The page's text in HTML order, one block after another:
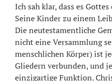
Ich sah klar, dass es
Seine Kinder zu einem
Die neutestamentliche
nicht eine Versammlung
menschlichen Körper) ist
Gliedern verbunden, und
einzigartige Funktion.